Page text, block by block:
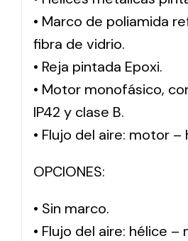
• Marco de poliamida
fibra de vidrio.
• Reja pintada Epoxi.
• Motor monofásico,
IP42 y clase B.
• Flujo del aire: motor –
OPCIONES:
• Sin marco.
• Flujo del aire: hélice –